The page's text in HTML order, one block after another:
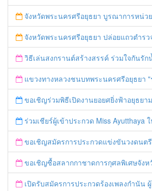
จังหวัดพระนครศรีอยุธยา บูรณาการหน่วยงานที่เกี่ยวข้อง ลงพื้นที่จัดระเบียบและดำเนินมาตรการตามบทลงโทษสูงสุดกับผู้ประกอบการร้านค้าที่ยังฝ่าฝืนตั้งร้านค้ารุกล้ำเขตพื้นที่ทางหลวง เตรียมความปลอด
จังหวัดพระนครศรีอยุธยา ปล่อยแถวตำรวจ ทหาร ฝ่ายปกครอง กว่า 100 นาย ตรวจเข้มท่ารถสาธารณะ สถานีขนส่งรถโดยสาร วินรถตู้ และสถานีรถไฟ เตรียม
วิธีเล่นสงกรานต์สร้างสรรค์ ร่วมใจกันรัก
แขวงทางหลวงชนบทพระนครศรีอยุธยา "ร่วมรณรงค์ ขับช้า เปิดไฟหน้า คาดเข็มขัด" เทศกาลสงก
ขอเชิญร่วมพิธีเปิดงานยอยศยิ่งฟ้าอยุธยามร
ร่วมเชียร์ผู้เข้าประกวด Miss Ayutthaya ในวันที่ 15 ธันว
ขอเชิญสมัครการประกวดแข่งขันวงดนตรี Ayutthaya battle of
ขอเชิญซื้อสลากกาชาดการกุศลพิเศษจังหวัดพระนครศรีอยุธ
เปิดรับสมัครการประกวดร้องเพลงกำนัน ผู้ใหญ่บ้า